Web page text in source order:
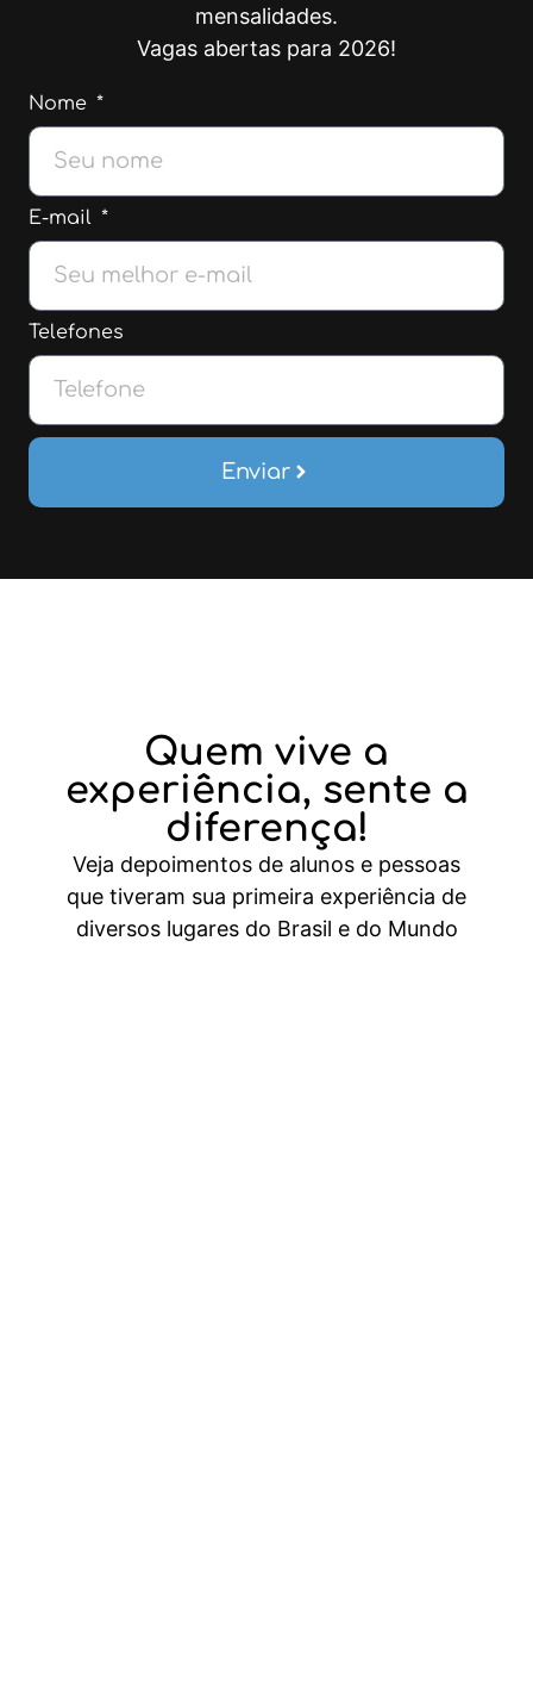
mensalidades.
Vagas abertas para 2026!
Nome
E-mail
Telefones
Enviar
Quem vive a
experiência, sente a
diferença!
Veja depoimentos de alunos e pessoas
que tiveram sua primeira experiência de
diversos lugares do Brasil e do Mundo